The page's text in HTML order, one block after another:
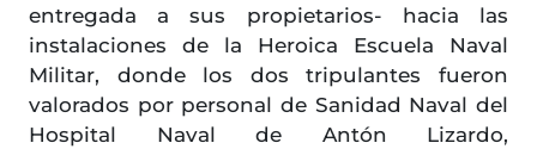
entregada a sus propietarios- hacia las
instalaciones de la Heroica Escuela Naval
Militar, donde los dos tripulantes fueron
valorados por personal de Sanidad Naval del
Hospital Naval de Antón Lizardo,